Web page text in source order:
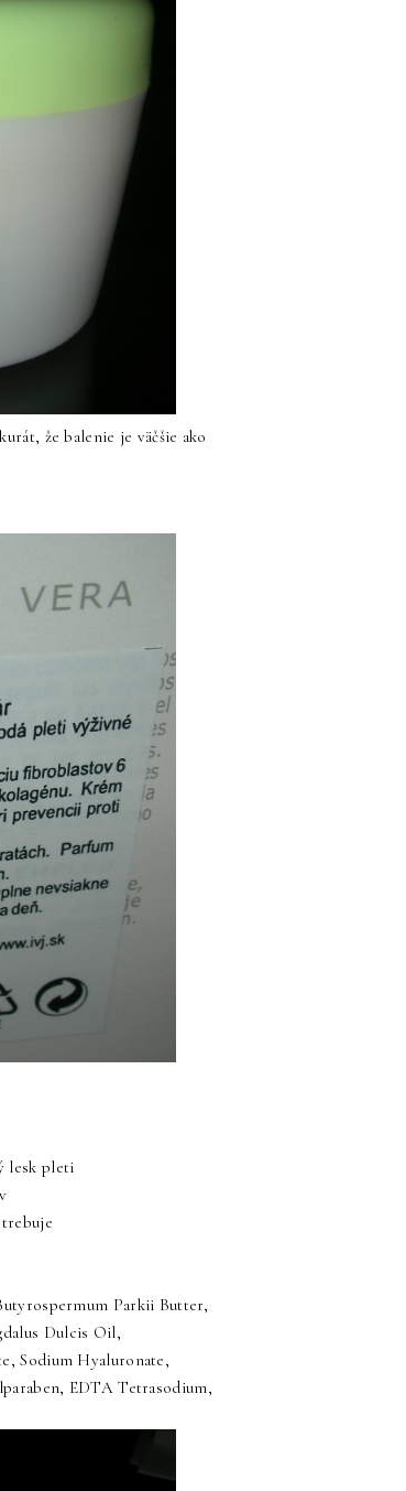
že balenie je väčšie ako
lesk pleti
Parkii Butter,
Dulcis Oil,
Sodium Hyaluronate,
EDTA Tetrasodium,